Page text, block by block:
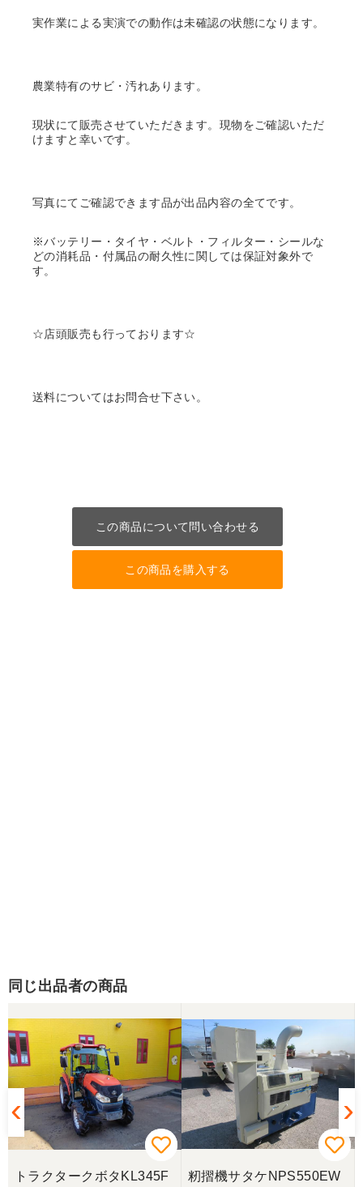
実作業による実演での動作は未確認の状態になります。
農業特有のサビ・汚れあります。
現状にて販売させていただきます。現物をご確認いただ
けますと幸いです。
写真にてご確認できます品が出品内容の全てです。
※バッテリー・タイヤ・ベルト・フィルター・シールな
どの消耗品・付属品の耐久性に関しては保証対象外で
す。
☆店頭販売も行っております☆
送料についてはお問合せ下さい。
この商品について問い合わせる
この商品を購入する
同じ出品者の商品
トラクタークボタKL345F
籾摺機サタケNPS550EW